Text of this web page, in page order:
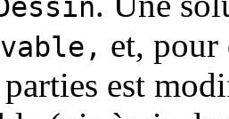
et, pour
parties est